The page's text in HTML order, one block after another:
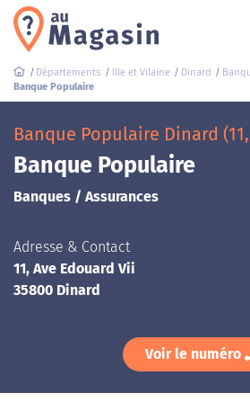
Départements Ille et Vilaine Dinard
Banque Populaire
Banque Populaire Dinard
Banque Populaire
Banques / Assurances
Adresse & Contact
11, Ave Edouard Vii
35800 Dinard
Voir le numéro